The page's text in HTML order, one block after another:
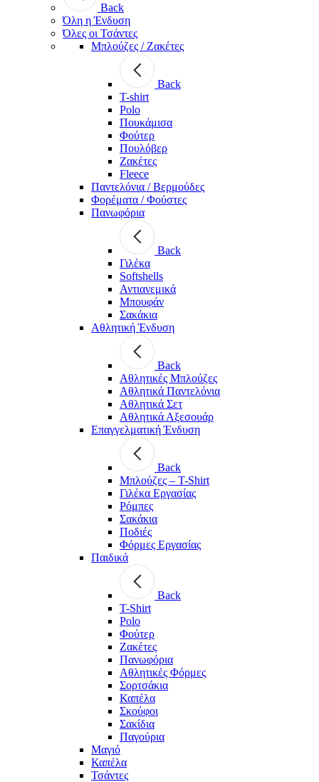
Back
Όλη η Ένδυση
Όλες οι Τσάντες
Μπλούζες / Ζακέτες
Back
T-shirt
Polo
Πουκάμισα
Φούτερ
Πουλόβερ
Ζακέτες
Fleece
Παντελόνια / Βερμούδες
Φορέματα / Φούστες
Πανωφόρια
Back
Γιλέκα
Softshells
Αντιανεμικά
Μπουφάν
Σακάκια
Αθλητική Ένδυση
Back
Aθλητικές Μπλούζες
Αθλητικά Παντελόνια
Αθλητικά Σετ
Αθλητικά Αξεσουάρ
Επαγγελματική Ένδυση
Back
Μπλούζες – T-Shirt
Γιλέκα Εργασίας
Ρόμπες
Σακάκια
Ποδιές
Φόρμες Εργασίας
Παιδικά
Back
T-Shirt
Polo
Φούτερ
Ζακέτες
Πανωφόρια
Αθλητικές Φόρμες
Σορτσάκια
Καπέλα
Σκούφοι
Σακίδια
Παγούρια
Μαγιό
Καπέλα
Τσάντες